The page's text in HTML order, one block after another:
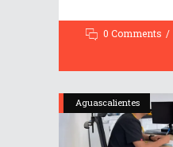
0 Comments
Aguascalientes